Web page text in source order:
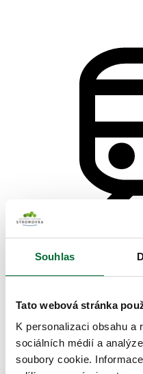
Souhlas
Tato webová stránka
K personalizaci obsahu a
sociálních médií a
soubory cookie.